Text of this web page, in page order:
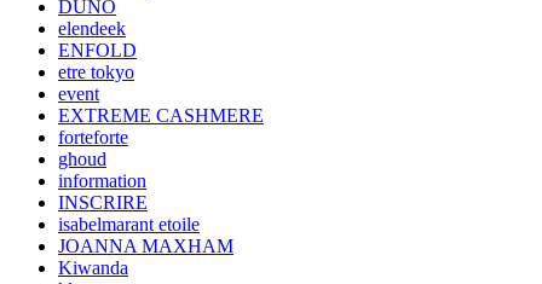
DUNO
elendeek
ENFOLD
etre tokyo
event
EXTREME CASHMERE
forteforte
ghoud
information
INSCRIRE
isabelmarant etoile
JOANNA MAXHAM
Kiwanda